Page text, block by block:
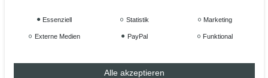
Hochwertiger Sublimationsdruck in höchster Qualität für
Bedruckt ist die Vorder- und Rückseite mit dem Motiv
Essenziell Statistik Marketing
Externe Medien PayPal Funktional
Alle akzeptieren